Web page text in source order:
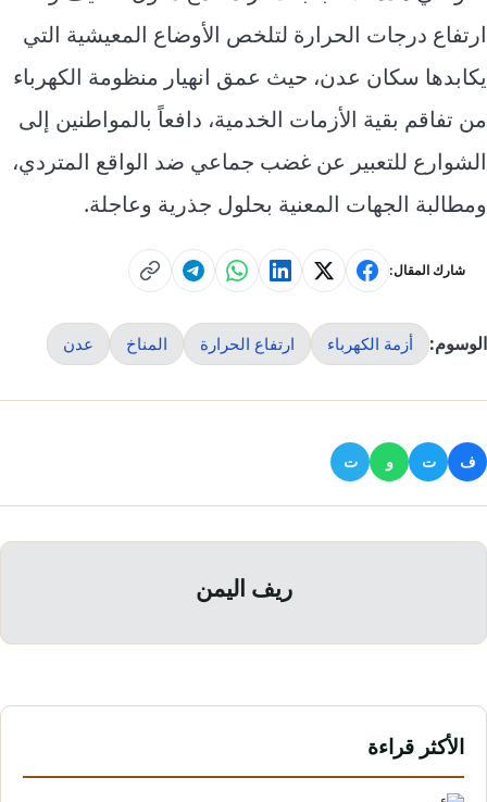
ارتفاع درجات الحرارة لتلخص الأوضاع المعيشية التي
يكابدها سكان عدن، حيث عمق انهيار منظومة الكهرباء
من تفاقم بقية الأزمات الخدمية، دافعاً بالمواطنين إلى
الشوارع للتعبير عن غضب جماعي ضد الواقع المتردي،
ومطالبة الجهات المعنية بحلول جذرية وعاجلة.
شارك المقال:
الوسوم: أزمة الكهرباء ارتفاع الحرارة المناخ عدن
ف ت و ت
ريف اليمن
الأكثر قراءة